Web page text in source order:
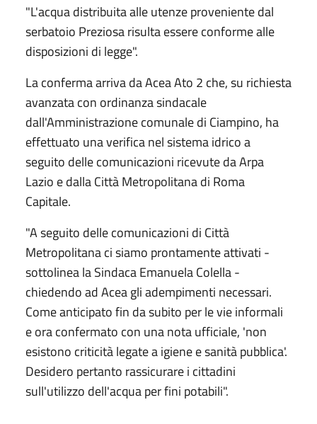
"L'acqua distribuita alle utenze proveniente dal
serbatoio Preziosa risulta essere conforme alle
disposizioni di legge".
La conferma arriva da Acea Ato 2 che, su richiesta
avanzata con ordinanza sindacale
dall'Amministrazione comunale di Ciampino, ha
effettuato una verifica nel sistema idrico a
seguito delle comunicazioni ricevute da Arpa
Lazio e dalla Città Metropolitana di Roma
Capitale.
"A seguito delle comunicazioni di Città
Metropolitana ci siamo prontamente attivati -
sottolinea la Sindaca Emanuela Colella -
chiedendo ad Acea gli adempimenti necessari.
Come anticipato fin da subito per le vie informali
e ora confermato con una nota ufficiale, 'non
esistono criticità legate a igiene e sanità pubblica'.
Desidero pertanto rassicurare i cittadini
sull'utilizzo dell'acqua per fini potabili".